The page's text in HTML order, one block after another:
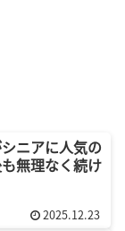
ニアに人気の
無理なく続け
2025.12.23